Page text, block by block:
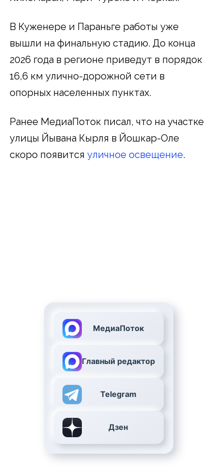
В Куженере и Параньге работы уже
вышли на финальную стадию. До конца
2026 года в регионе приведут в порядок
16,6 км улично-дорожной сети в
опорных населенных пунктах.
Ранее МедиаПоток писал, что на участке
улицы Йывана Кырля в Йошкар-Оле
скоро появится уличное освещение.
МедиаПоток
Главный редактор
Telegram
Дзен